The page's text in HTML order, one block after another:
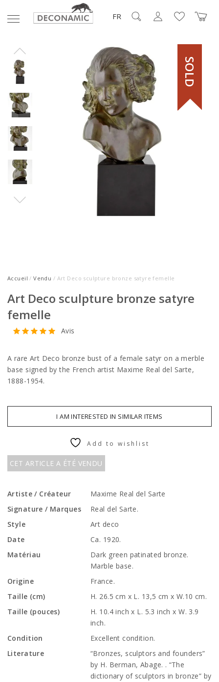
FR
SOLD
Accueil /Vendu / Art Deco sculpture bronze satyre femelle
Art Deco sculpture bronze satyre
femelle
Avis
A rare Art Deco bronze bust of a female satyr on a merble
base signed by the French artist Maxime Real del Sarte,
1888-1954.
I AM INTERESTED IN SIMILAR ITEMS
CET ARTICLE A ÉTÉ VENDU
Add to wishlist
Artiste / Créateur
Maxime Real del Sarte
Signature / Marques
Real del Sarte.
Style
Art deco
Date
Ca. 1920.
Matériau
Dark green patinated bronze.
Marble base.
Origine
France.
Taille (cm)
H. 26.5 cm x L. 13,5 cm x W.10 cm.
Taille (pouces)
H. 10.4 inch x L. 5.3 inch x W. 3.9
inch.
Condition
Excellent condition.
Literature
“Bronzes, sculptors and founders”
by H. Berman, Abage. . “The
dictionary of sculptors in bronze” by